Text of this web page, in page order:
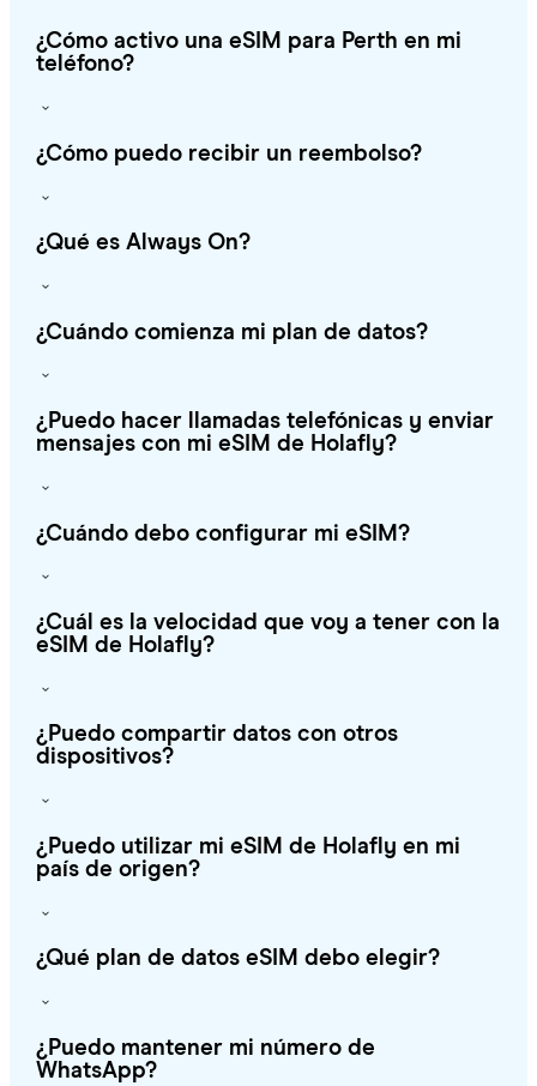
¿Cómo activo una eSIM para Perth en mi
teléfono?
¿Cómo puedo recibir un reembolso?
¿Qué es Always On?
¿Cuándo comienza mi plan de datos?
¿Puedo hacer llamadas telefónicas y enviar
mensajes con mi eSIM de Holafly?
¿Cuándo debo configurar mi eSIM?
¿Cuál es la velocidad que voy a tener con la
eSIM de Holafly?
¿Puedo compartir datos con otros
dispositivos?
¿Puedo utilizar mi eSIM de Holafly en mi
país de origen?
¿Qué plan de datos eSIM debo elegir?
¿Puedo mantener mi número de
WhatsApp?